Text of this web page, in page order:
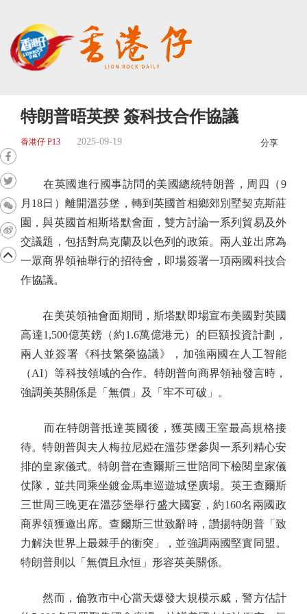
特朗普晤英揆 簽科技合作協議
香港仔 P13 2025-09-19 分享
在英國進行國事訪問的美國總統特朗普，周四（9
月18日）離開溫莎堡，轉到英國首相鄉郊別墅契克斯莊
園，與英國首相斯塔默會面，雙方討論一系列貿易及外
交議題，包括對烏克蘭及以色列的政策。兩人並出席為
一眾商界領袖舉行的招待會，即場簽署一項兩國科技合
作協議。
在美英領袖會面期間，斯塔默即場宣布美國對英國
高達1,500億英鎊（約1.6萬億港元）的巨額投資計劃，
兩人並簽署《科技繁榮協議》，加強兩國在人工智能
（AI）等科技領域的合作。特朗普向商界領袖發言時，
強調美英關係是「無價」及「牢不可破」。
而在特朗普抵達英國後，獲英國王室最高規格接
待。特朗普與夫人梅拉尼婭在溫莎堡參與一系列精心安
排的皇家儀式。特朗普在查爾斯三世陪同下檢閱皇家儀
仗隊，並共同乘坐鍍金馬車巡遊城堡廣場。英王查爾斯
三世周三晚更在溫莎堡舉行盛大國宴，約160名兩國政
商界領獲邀出席。查爾斯三世致辭時，讚揚特朗普「致
力解決世界上最棘手的衝突」，並強調兩國堅實同盟。
特朗普則以「無價且永恒」形容英美關係。
然而，倫敦市中心當天爆發大規模示威，警方估計